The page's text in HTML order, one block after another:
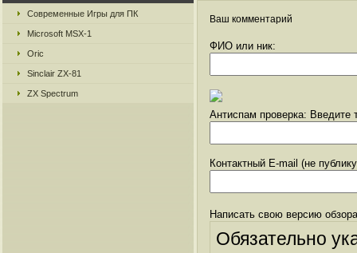
Современные Игры для ПК
Microsoft MSX-1
Oric
Sinclair ZX-81
ZX Spectrum
Ваш комментарий
ФИО или ник:
Антиспам проверка: Введите
Контактный E-mail (не
Написать свою версию
Обязательно